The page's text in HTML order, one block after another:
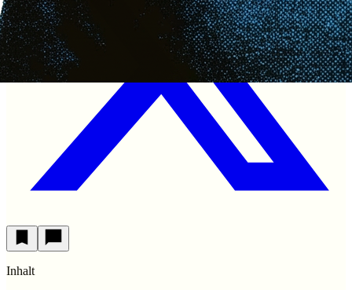
Inhalt